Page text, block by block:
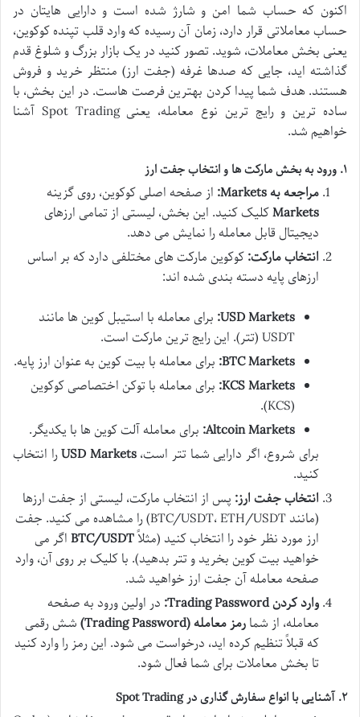
اکنون که حساب شما امن و شارژ شده است و دارایی هایتان در
حساب معاملاتی قرار دارد، زمان آن رسیده که وارد قلب تپنده کوکوین،
یعنی بخش معاملات، شوید. تصور کنید در یک بازار بزرگ و شلوغ قدم
گذاشته اید، جایی که صدها غرفه (جفت ارز) منتظر خرید و فروش
هستند. هدف شما پیدا کردن بهترین فرصت هاست. در این بخش، با
ساده ترین و رایج ترین نوع معامله، یعنی Spot Trading آشنا
خواهیم شد.
۱. ورود به بخش مارکت ها و انتخاب جفت ارز
مراجعه به Markets:
از صفحه اصلی کوکوین، روی گزینه
Marketsکلیک کنید. این بخش، لیستی از تمامی ارزهای
دیجیتال قابل معامله را نمایش می دهد.
انتخاب مارکت:کوکوین مارکت های مختلفی دارد که بر اساس
ارزهای پایه دسته بندی شده اند:
USD Markets: برای معامله با استیبل کوین ها مانند
USDT (تتر). این رایج ترین مارکت است.
BTC Markets: برای معامله با بیت کوین به عنوان ارز پایه.
KCS Markets: برای معامله با توکن اختصاصی کوکوین
(KCS).
Altcoin Markets: برای معامله آلت کوین ها با یکدیگر.
برای شروع، اگر دارایی شما تتر است،USD Marketsرا انتخاب
کنید.
انتخاب جفت ارز: پس از انتخاب مارکت، لیستی از جفت ارزها
(مانند BTC/USDT، ETH/USDT) را مشاهده می کنید. جفت
ارز مورد نظر خود را انتخاب کنید (مثلاًBTC/USDTاگر می
خواهید بیت کوین بخرید و تتر بدهید). با کلیک بر روی آن، وارد
صفحه معامله آن جفت ارز خواهید شد.
وارد کردن Trading Password:
در اولین ورود به صفحه
معامله، از شمارمز معامله (Trading Password)
شش رقمی
که قبلاً تنظیم کرده اید، درخواست می شود. این رمز را وارد کنید
تا بخش معاملات برای شما فعال شود.
۲. آشنایی با انواع سفارش گذاری در Spot Trading